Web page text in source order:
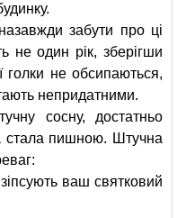
забути про ці
не один рік, зберігши
голки не обсипаються,
непридатними.
сосну, достатньо
стала пишною. Штучна
ваш святковий